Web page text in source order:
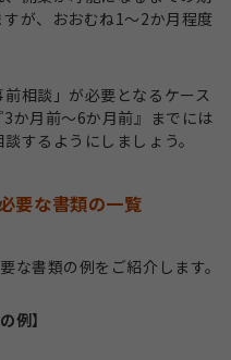
が、おおむね1～2か月程度
相談」が必要となるケース
か月前〜6か月前』までには
するようにしましょう。
要な書類の一覧
な書類の例をご紹介します。
例】